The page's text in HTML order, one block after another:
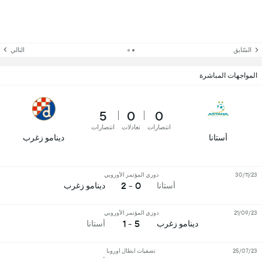
السّابق التالي
المواجهات المباشرة
أستانا
0
انتصارات
0
تعادلات
5
انتصارات
دينامو زغرب
أستانا
دوري المؤتمر الأوروبي
0 - 2 دينامو زغرب
30/11/23
دينامو زغرب
دوري المؤتمر الأوروبي
5 - 1 أستانا
21/09/23
تصفيات ابطال اوروبا 25/07/23